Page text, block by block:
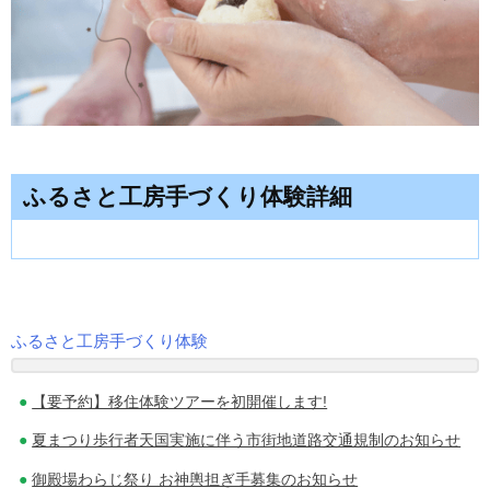
ふるさと工房手づくり体験詳細
投
稿
ナ
ビ
ふるさと工房手づくり体験
【要予約】移住体験ツアーを初開催します!
夏まつり歩行者天国実施に伴う市街地道路交通規制のお知らせ
御殿場わらじ祭り お神輿担ぎ手募集のお知らせ